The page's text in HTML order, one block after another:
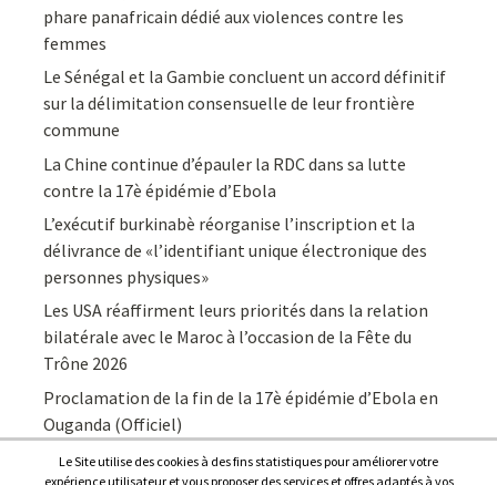
phare panafricain dédié aux violences contre les
femmes
Le Sénégal et la Gambie concluent un accord définitif
sur la délimitation consensuelle de leur frontière
commune
La Chine continue d’épauler la RDC dans sa lutte
contre la 17è épidémie d’Ebola
L’exécutif burkinabè réorganise l’inscription et la
délivrance de «l’identifiant unique électronique des
personnes physiques»
Les USA réaffirment leurs priorités dans la relation
bilatérale avec le Maroc à l’occasion de la Fête du
Trône 2026
Proclamation de la fin de la 17è épidémie d’Ebola en
Ouganda (Officiel)
Le Site utilise des cookies à des fins statistiques pour améliorer votre
expérience utilisateur et vous proposer des services et offres adaptés à vos